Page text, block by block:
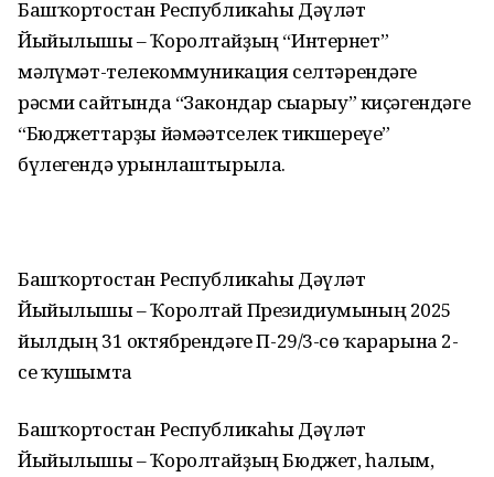
Башҡортостан Республикаһы Дәүләт
Йыйылышы – Ҡоролтайҙың “Интернет”
мәғлүмәт-телекоммуникация селтәрендәге
рәсми сайтында “Закондар сығарыу” киҫәгендәге
“Бюджеттарҙы йәмәғәтселек тикшереүе”
бүлегендә урынлаштырыла.
Башҡортостан Республикаһы Дәүләт
Йыйылышы – Ҡоролтай Президиумының 2025
йылдың 31 октябрендәге П-29/3-сө ҡарарына 2-
се ҡушымта
Башҡортостан Республикаһы Дәүләт
Йыйылышы – Ҡоролтайҙың Бюджет, һалым,